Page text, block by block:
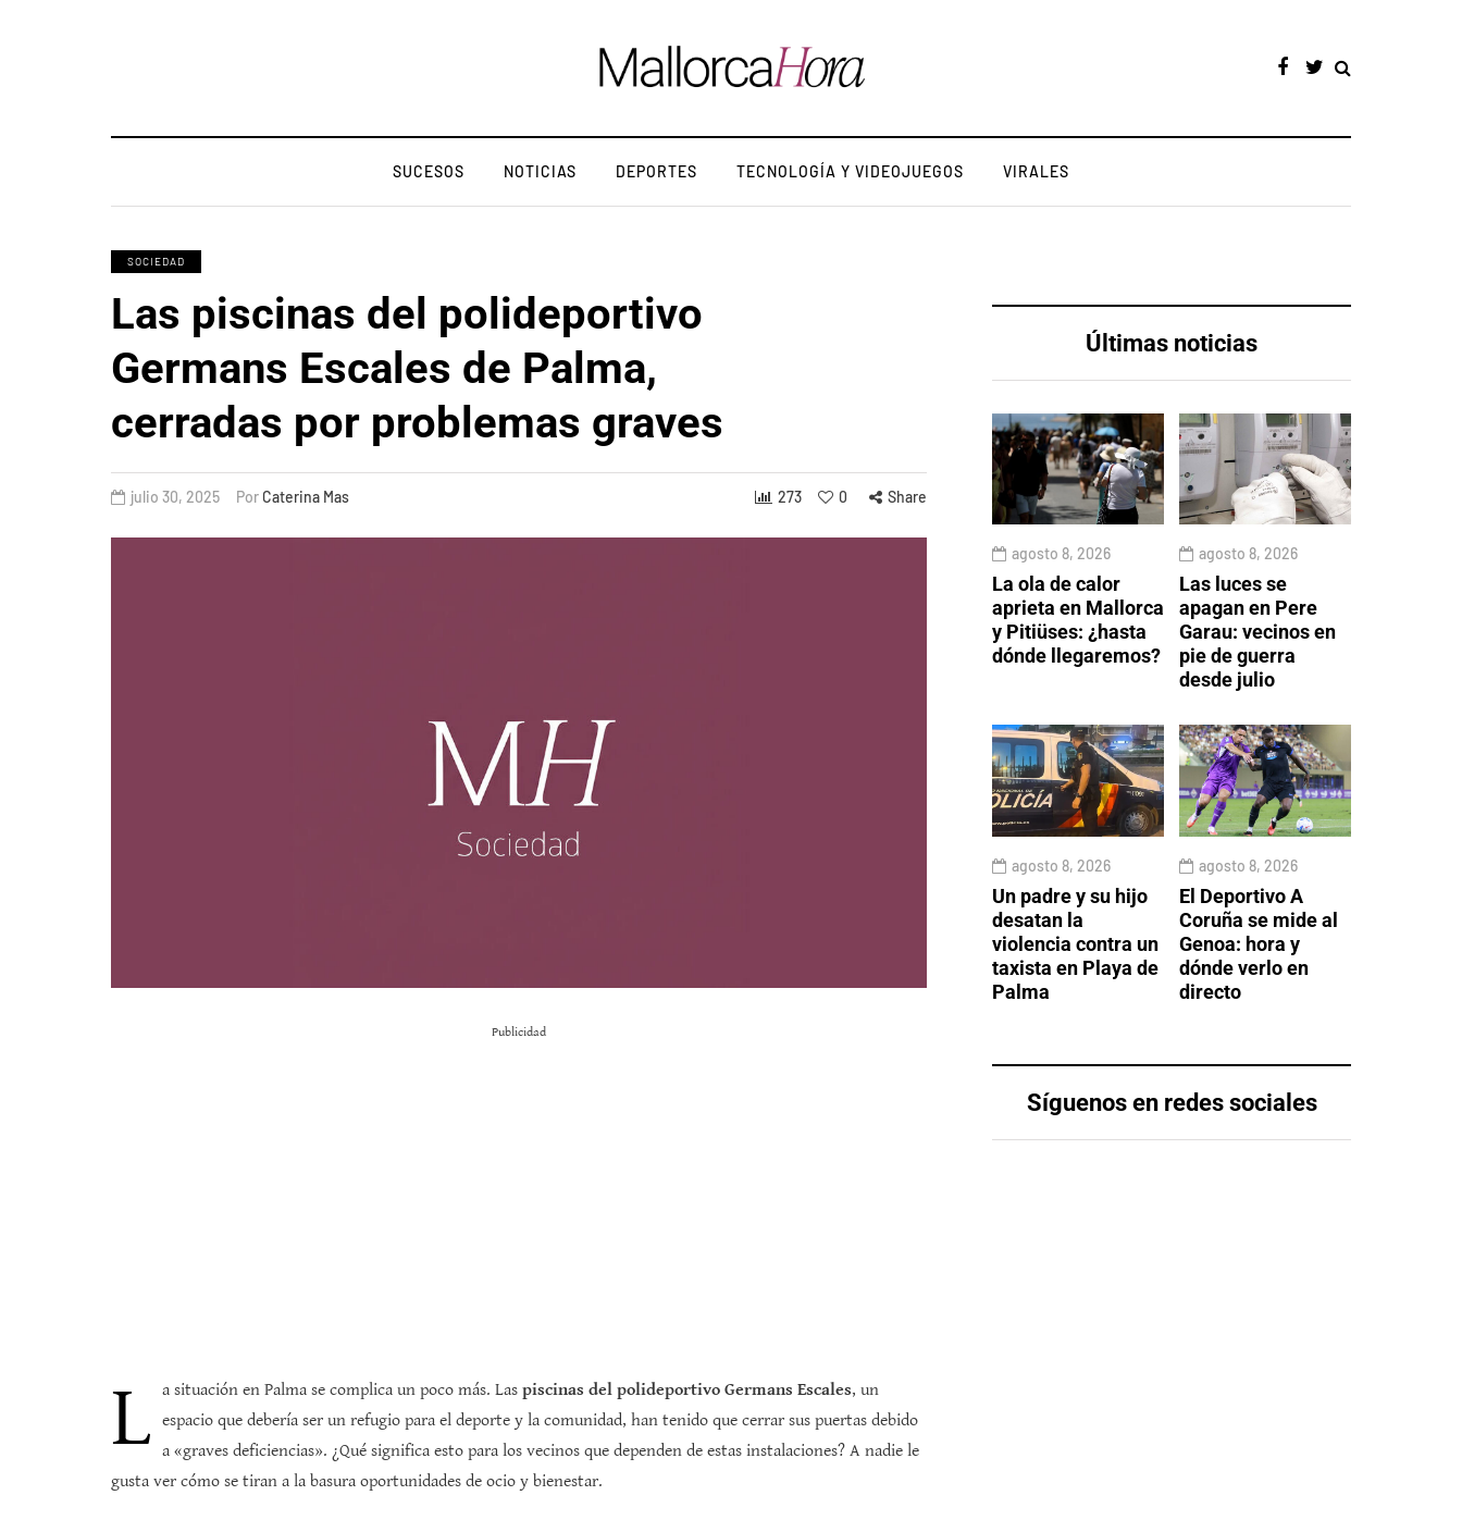
SUCESOS NOTICIAS DEPORTES TECNOLOGÍA Y VIDEOJUEGOS VIRALES
SOCIEDAD
Las piscinas del polideportivo
Germans Escales de Palma,
cerradas por problemas graves
julio 30, 2025 PorCaterina Mas 273 0 Share
Publicidad
L a situación en Palma se complica un poco más. Las piscinas del polideportivo Germans Escales, un
espacio que debería ser un refugio para el deporte y la comunidad, han tenido que cerrar sus puertas debido
a «graves deficiencias». ¿Qué significa esto para los vecinos que dependen de estas instalaciones? A nadie le
gusta ver cómo se tiran a la basura oportunidades de ocio y bienestar.
Últimas noticias
agosto 8, 2026
La ola de calor
aprieta en Mallorca
y Pitiüses: ¿hasta
dónde llegaremos?
agosto 8, 2026
Las luces se
apagan en Pere
Garau: vecinos en
pie de guerra
desde julio
agosto 8, 2026
Un padre y su hijo
desatan la
violencia contra un
taxista en Playa de
Palma
agosto 8, 2026
El Deportivo A
Coruña se mide al
Genoa: hora y
dónde verlo en
directo
Síguenos en redes sociales